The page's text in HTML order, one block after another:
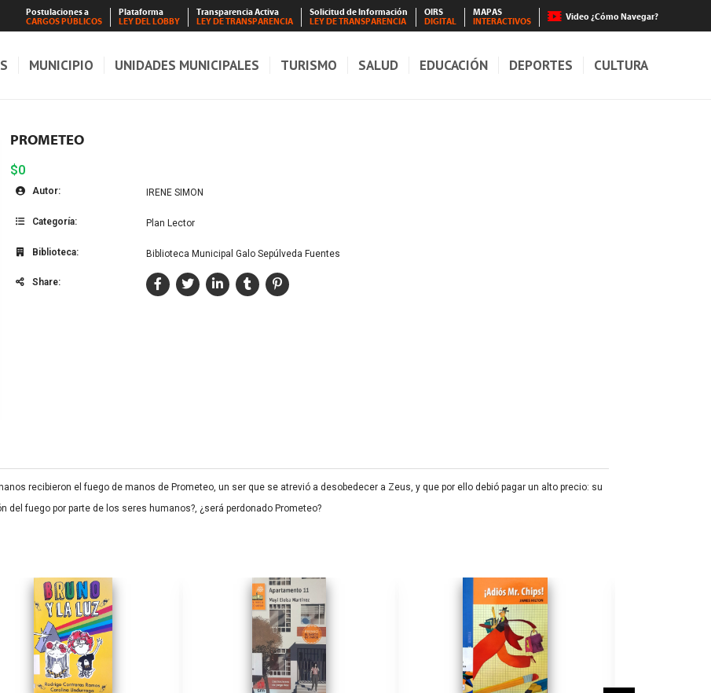
Postulaciones a
CARGOS PÚBLICOS
Plataforma
LEY DEL LOBBY
Transparencia Activa
LEY DE TRANSPARENCIA
Solicitud de Información
LEY DE TRANSPARENCIA
OIRS
DIGITAL
MAPAS
INTERACTIVOS
Video ¿Cómo Navegar?
MUNICIPIO UNIDADES MUNICIPALES TURISMO SALUD EDUCACIÓN DEPORTES CULTURA
PROMETEO
$0
Autor: IRENE SIMON
Categoría: Plan Lector
Biblioteca: Biblioteca Municipal Galo Sepúlveda Fuentes
Share:
recibieron el fuego de manos de Prometeo, un ser que se atrevió a desobedecer a Zeus, y que por ello debió pagar un alto precio: su
del fuego por parte de los seres humanos?, ¿será perdonado Prometeo?